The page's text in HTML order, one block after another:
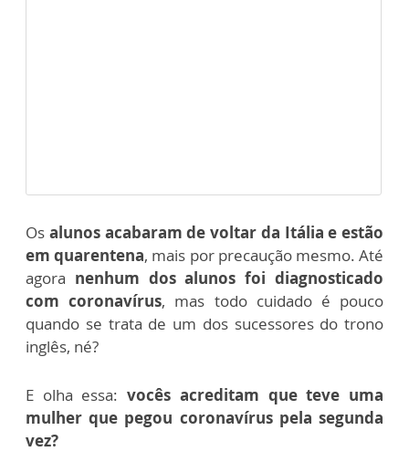
Os alunos acabaram de voltar da Itália e estão
em quarentena, mais por precaução mesmo. Até
agora nenhum dos alunos foi diagnosticado
com coronavírus, mas todo cuidado é pouco
quando se trata de um dos sucessores do trono
inglês, né?
E olha essa:vocês acreditam que teve uma
mulher que pegou coronavírus pela segunda
vez?